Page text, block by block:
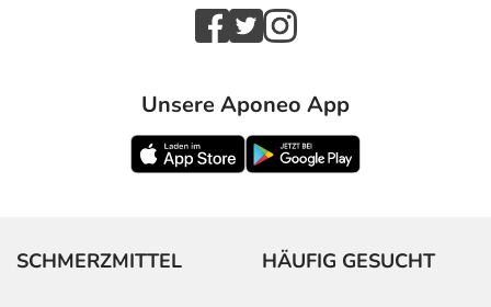
Unsere Aponeo App
SCHMERZMITTEL HÄUFIG GESUCHT